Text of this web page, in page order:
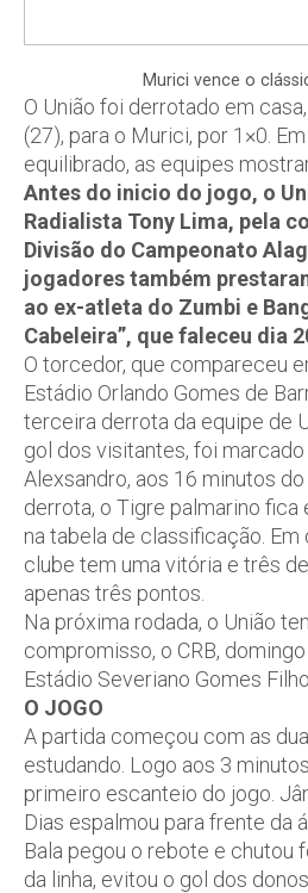
Murici vence o
O União foi derrotado em
(27), para o Murici, por 1×0.
equilibrado, as equipes
Antes do inicio do jogo, o
Radialista Tony Lima, pela
Divisão do Campeonato
jogadores também
ao ex-atleta do Zumbi e
Cabeleira”, que faleceu dia
O torcedor, que compareceu
Estádio Orlando Gomes de
terceira derrota da equipe de
gol dos visitantes, foi
Alexsandro, aos 16 minutos
derrota, o Tigre palmarino
na tabela de classificação. Em
clube tem uma vitória e três
apenas três pontos.
Na próxima rodada, o União
compromisso, o CRB,
Estádio Severiano Gomes
O JOGO
A partida começou com as
estudando. Logo aos 3
primeiro escanteio do jogo.
Dias espalmou para frente da
Bala pegou o rebote e chutou
da linha, evitou o gol dos